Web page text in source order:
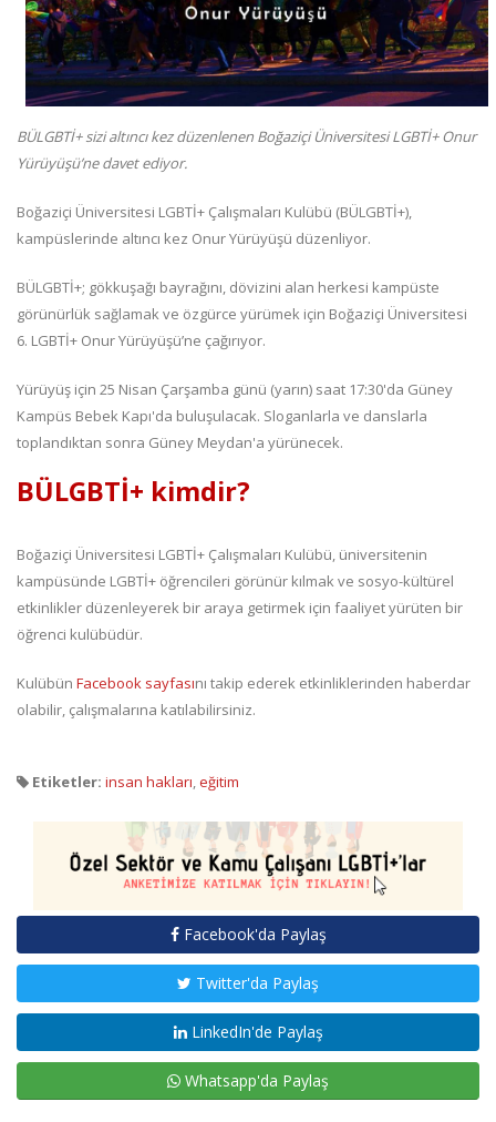
BÜLGBTİ+ sizi altıncı kez düzenlenen Boğaziçi Üniversitesi LGBTİ+ Onur
Yürüyüşü’ne davet ediyor.
Boğaziçi Üniversitesi LGBTİ+ Çalışmaları Kulübü (BÜLGBTİ+),
kampüslerinde altıncı kez Onur Yürüyüşü düzenliyor.
BÜLGBTİ+; gökkuşağı bayrağını, dövizini alan herkesi kampüste
görünürlük sağlamak ve özgürce yürümek için Boğaziçi Üniversitesi
6. LGBTİ+ Onur Yürüyüşü’ne çağırıyor.
Yürüyüş için 25 Nisan Çarşamba günü (yarın) saat 17:30'da Güney
Kampüs Bebek Kapı'da buluşulacak. Sloganlarla ve danslarla
toplandıktan sonra Güney Meydan'a yürünecek.
BÜLGBTİ+ kimdir?
Boğaziçi Üniversitesi LGBTİ+ Çalışmaları Kulübü, üniversitenin
kampüsünde LGBTİ+ öğrencileri görünür kılmak ve sosyo-kültürel
etkinlikler düzenleyerek bir araya getirmek için faaliyet yürüten bir
öğrenci kulübüdür.
Kulübün Facebook sayfasını takip ederek etkinliklerinden haberdar
olabilir, çalışmalarına katılabilirsiniz.
Etiketler: insan hakları eğitim
Facebook'da Paylaş
Twitter'da Paylaş
LinkedIn'de Paylaş
Whatsapp'da Paylaş